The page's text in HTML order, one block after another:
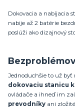
Dokovacia a nabíjacia
nabije až 2 batérie
poslúži ako dizajnový
Jednoduchšie to už byť
dokovaciu stanicu
ovládače a ihneď im
prevodníky ani